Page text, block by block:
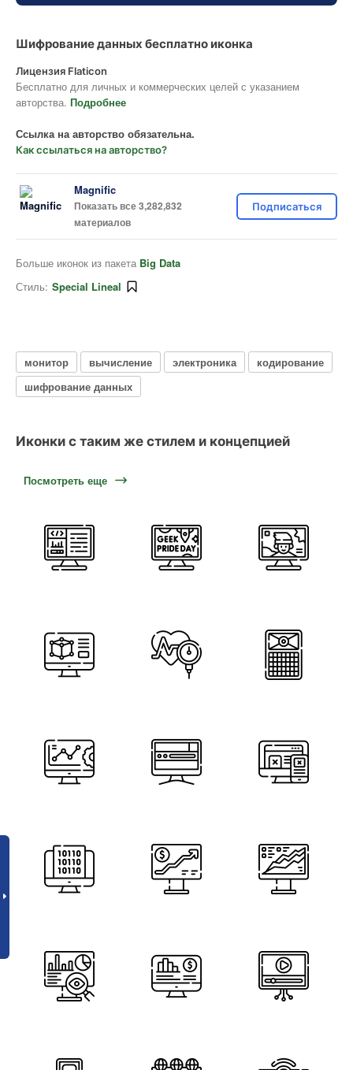
Шифрование данных бесплатно иконка
Лицензия Flaticon
Бесплатно для личных и коммерческих целей с указанием
авторства. Подробнее
Ссылка на авторство обязательна.
Как ссылаться на авторство?
Magnific
Показать все 3,282,832
материалов
Подписаться
Больше иконок из пакета Big Data
Стиль: Special Lineal
монитор вычисление электроника
кодирование
шифрование данных
Иконки с таким же стилем и концепцией
Посмотреть еще